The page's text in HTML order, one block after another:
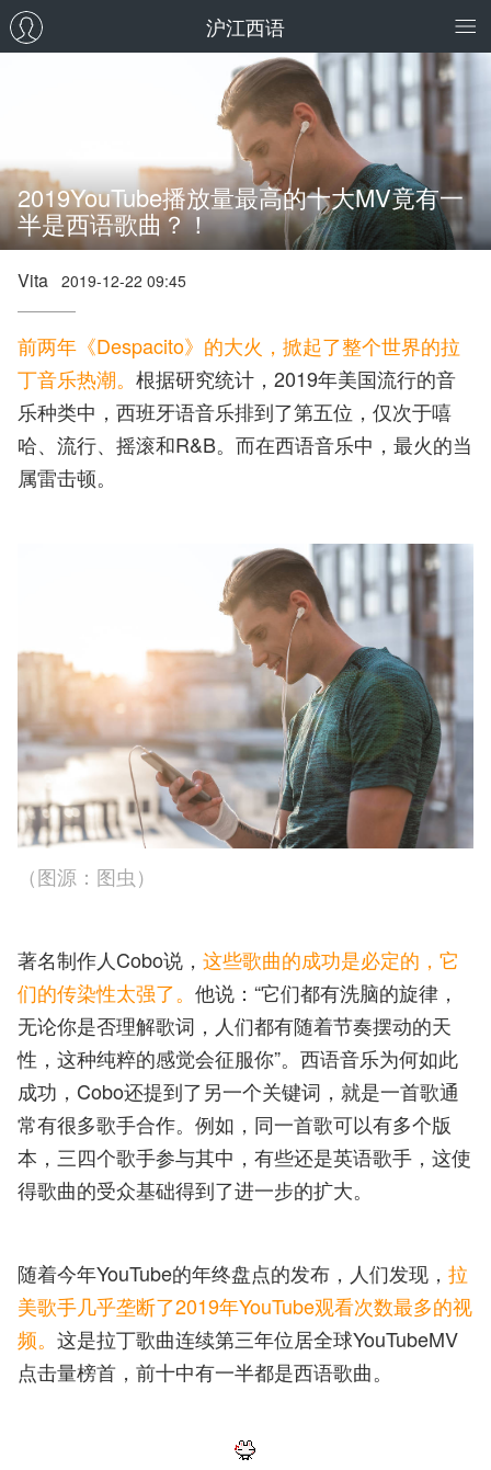
沪江西语
2019YouTube播放量最高的十大MV竟有一
半是西语歌曲？！
Vita 2019-12-22 09:45
前两年《Despacito》的大火，掀起了整个世界的拉
丁音乐热潮。 根据研究统计，2019年美国流行的音
乐种类中，西班牙语音乐排到了第五位，仅次于嘻
哈、流行、摇滚和R&B。而在西语音乐中，最火的当
属雷击顿。
（图源：图虫）
著名制作人Cobo说， 这些歌曲的成功是必定的，它
们的传染性太强了。 他说：“它们都有洗脑的旋律，
无论你是否理解歌词，人们都有随着节奏摆动的天
性，这种纯粹的感觉会征服你”。西语音乐为何如此
成功，Cobo还提到了另一个关键词，就是一首歌通
常有很多歌手合作。例如，同一首歌可以有多个版
本，三四个歌手参与其中，有些还是英语歌手， 这使
得歌曲的受众基础得到了进一步的扩大。
随着今年YouTube的年终盘点的发布，人们发现， 拉
美歌手几乎垄断了2019年YouTube观看次数最多的视
频。 这是拉丁歌曲连续第三年位居全球YouTubeMV
点击量榜首，前十中有一半都是西语歌曲。